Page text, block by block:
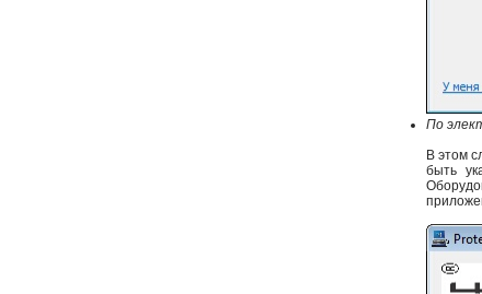
По
В этом
быть